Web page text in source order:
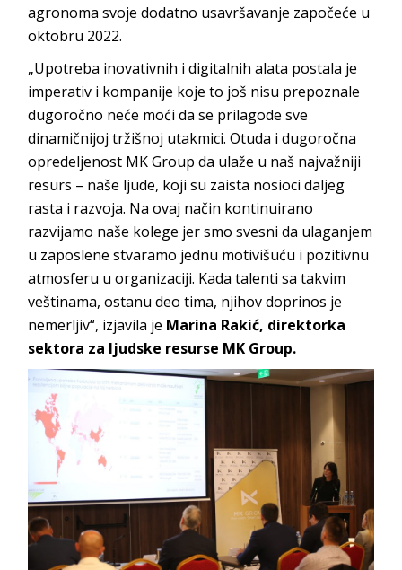
agronoma svoje dodatno usavršavanje započeće u
oktobru 2022.
„Upotreba inovativnih i digitalnih alata postala je
imperativ i kompanije koje to još nisu prepoznale
dugoročno neće moći da se prilagode sve
dinamičnijoj tržišnoj utakmici. Otuda i dugoročna
opredeljenost MK Group da ulaže u naš najvažniji
resurs – naše ljude, koji su zaista nosioci daljeg
rasta i razvoja. Na ovaj način kontinuirano
razvijamo naše kolege jer smo svesni da ulaganjem
u zaposlene stvaramo jednu motivišuću i pozitivnu
atmosferu u organizaciji. Kada talenti sa takvim
veštinama, ostanu deo tima, njihov doprinos je
nemerljiv“, izjavila je Marina Rakić, direktorka
sektora za ljudske resurse MK Group.